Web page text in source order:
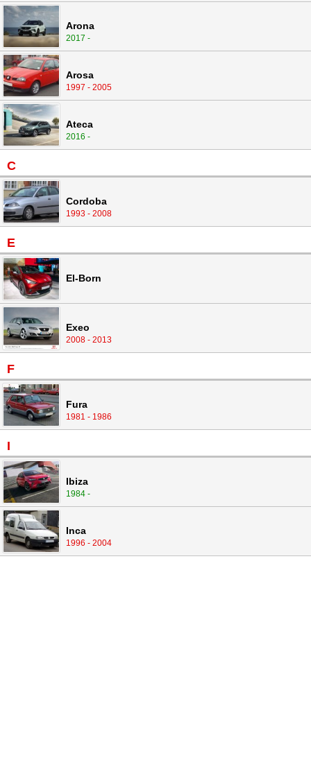
Arona
2017 -
Arosa
1997 - 2005
Ateca
2016 -
C
Cordoba
1993 - 2008
E
El-Born
Exeo
2008 - 2013
F
Fura
1981 - 1986
I
Ibiza
1984 -
Inca
1996 - 2004